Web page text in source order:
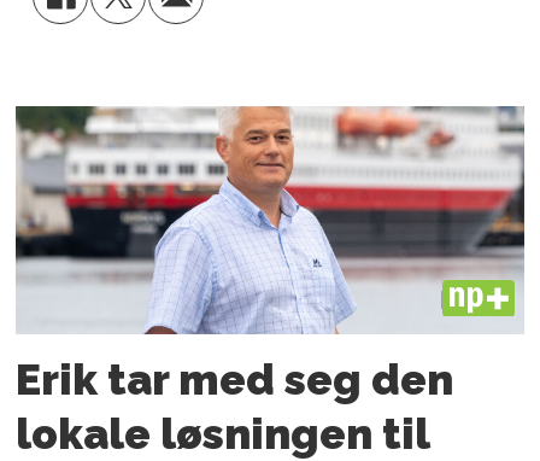
PLUS
Erik tar med seg den
lokale løsningen til